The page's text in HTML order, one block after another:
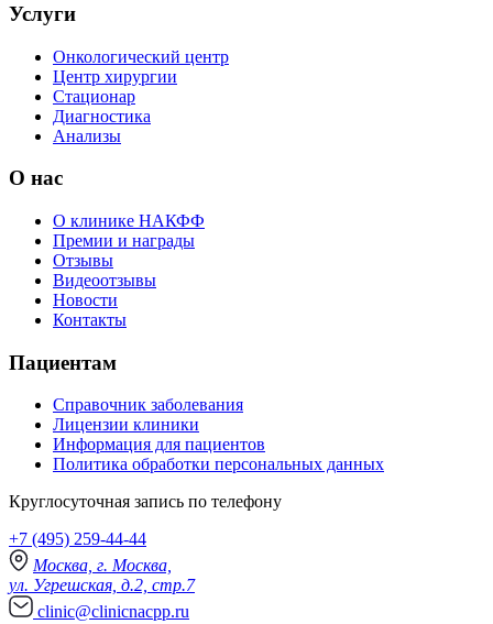
Услуги
Онкологический центр
Центр хирургии
Стационар
Диагностика
Анализы
О нас
О клинике НАКФФ
Премии и награды
Отзывы
Видеоотзывы
Новости
Контакты
Пациентам
Справочник заболевания
Лицензии клиники
Информация для пациентов
Политика обработки персональных данных
Круглосуточная запись по телефону
+7 (495) 259-44-44
Москва, г. Москва,
ул. Угрешская, д.2, стр.7
clinic@clinicnacpp.ru